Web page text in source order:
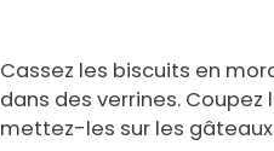
Cassez les biscuits en
dans des verrines.
mettez-les sur les